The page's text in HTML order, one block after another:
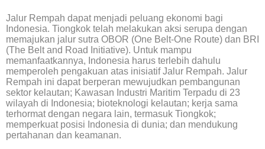
Jalur Rempah dapat menjadi peluang ekonomi bagi
Indonesia. Tiongkok telah melakukan aksi serupa dengan
memajukan jalur sutra OBOR (One Belt-One Route) dan BRI
(The Belt and Road Initiative). Untuk mampu
memanfaatkannya, Indonesia harus terlebih dahulu
memperoleh pengakuan atas inisiatif Jalur Rempah. Jalur
Rempah ini dapat berperan mewujudkan pembangunan
sektor kelautan; Kawasan Industri Maritim Terpadu di 23
wilayah di Indonesia; bioteknologi kelautan; kerja sama
terhormat dengan negara lain, termasuk Tiongkok;
memperkuat posisi Indonesia di dunia; dan mendukung
pertahanan dan keamanan.